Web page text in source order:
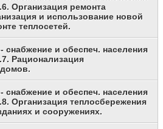
Организация ремонта
и использование новой
теплосетей.
снабжение и обеспеч. населения
Рационализация
снабжение и обеспеч. населения
Организация теплосбережения
и сооружениях.